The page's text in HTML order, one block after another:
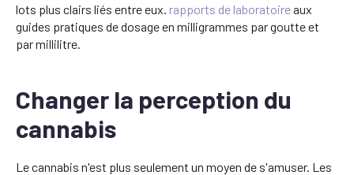
lots plus clairs liés entre eux. rapports de laboratoireaux
guides pratiques de dosage en milligrammes par goutte et
par millilitre.
Changer la perception du
cannabis
Le cannabis n'est plus seulement un moyen de s'amuser. Les